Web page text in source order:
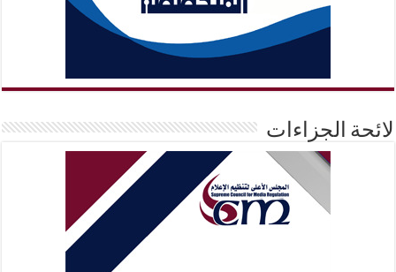
لائحة الجزاءات